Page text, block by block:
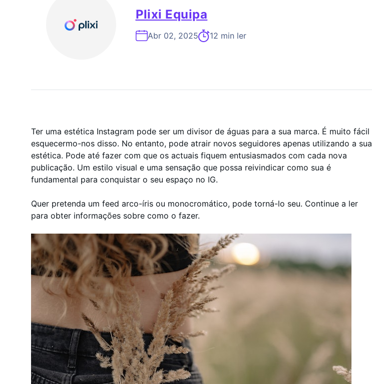
Plixi Equipa
Abr 02, 2025 12 min ler
Ter uma estética Instagram pode ser um divisor de águas para a sua marca. É muito fácil
esquecermo-nos disso. No entanto, pode atrair novos seguidores apenas utilizando a sua
estética. Pode até fazer com que os actuais fiquem entusiasmados com cada nova
publicação. Um estilo visual e uma sensação que possa reivindicar como sua é
fundamental para conquistar o seu espaço no IG.
Quer pretenda um feed arco-íris ou monocromático, pode torná-lo seu. Continue a ler
para obter informações sobre como o fazer.